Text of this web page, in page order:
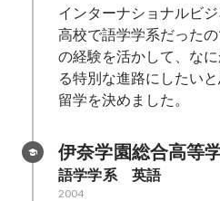
インターナショナルビ
高校で語学学系だった
の経験を活かして、な
る特別な進路にしたい
留学を決めました。
伊奈学園総合高等
語学学系　英語
2004